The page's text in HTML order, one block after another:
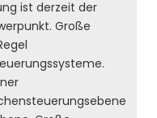
ist derzeit der
Große